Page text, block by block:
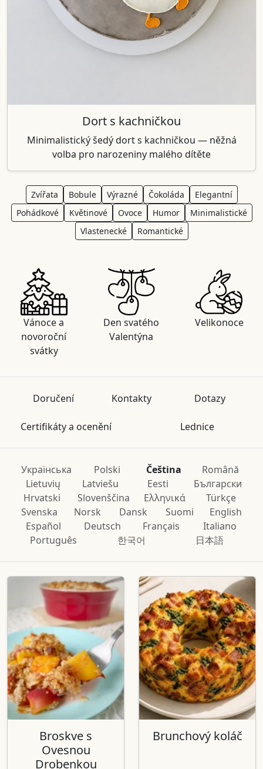
Dort s kachničkou
Minimalistický šedý dort s kachničkou — něžná
volba pro narozeniny malého dítěte
Zvířata Bobule Výrazné Čokoláda
Elegantní
Pohádkové
Květinové Ovoce Humor
Minimalistické
Vlastenecké
Romantické
Vánoce a
novoroční
svátky
Den svatého
Valentýna
Velikonoce
Doručení Kontakty Dotazy
Certifikáty a ocenění Lednice
Українська Polski Čeština
Română
Lietuvių
Latviešu Eesti
Български
Hrvatski
Slovenščina Ελληνικά
Türkçe
Svenska
Norsk Dansk Suomi
English
Español
Deutsch Français
Italiano
Português
한국어 日本語
Broskve s
Ovesnou
Drobenkou
Brunchový koláč